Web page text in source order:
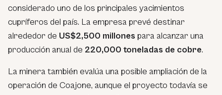
considerado uno de los principales yacimientos
cupríferos del país. La empresa prevé destinar
alrededor de US$2,500 millones para alcanzar una
producción anual de 220,000 toneladas de cobre.
La minera también evalúa una posible ampliación de la
operación de Coajone, aunque el proyecto todavía se